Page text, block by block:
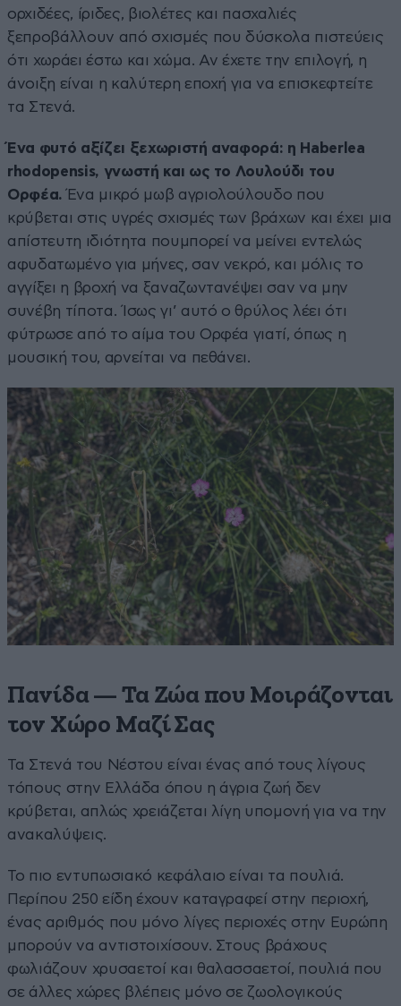
ορχιδέες, ίριδες, βιολέτες και πασχαλιές
ξεπροβάλλουν από σχισμές που δύσκολα πιστεύεις
ότι χωράει έστω και χώμα. Αν έχετε την επιλογή, η
άνοιξη είναι η καλύτερη εποχή για να επισκεφτείτε
τα Στενά.
Ένα φυτό αξίζει ξεχωριστή αναφορά: η Haberlea
rhodopensis, γνωστή και ως το Λουλούδι του
Ορφέα.Ένα μικρό μωβ αγριολούλουδο που
κρύβεται στις υγρές σχισμές των βράχων και έχει μια
απίστευτη ιδιότητα πουμπορεί να μείνει εντελώς
αφυδατωμένο για μήνες, σαν νεκρό, και μόλις το
αγγίξει η βροχή να ξαναζωντανέψει σαν να μην
συνέβη τίποτα. Ίσως γι’ αυτό ο θρύλος λέει ότι
φύτρωσε από το αίμα του Ορφέα γιατί, όπως η
μουσική του, αρνείται να πεθάνει.
Πανίδα — Τα Ζώα που Μοιράζονται
τον Χώρο Μαζί Σας
Τα Στενά του Νέστου είναι ένας από τους λίγους
τόπους στην Ελλάδα όπου η άγρια ζωή δεν
κρύβεται, απλώς χρειάζεται λίγη υπομονή για να την
ανακαλύψεις.
Το πιο εντυπωσιακό κεφάλαιο είναι τα πουλιά.
Περίπου 250 είδη έχουν καταγραφεί στην περιοχή,
ένας αριθμός που μόνο λίγες περιοχές στην Ευρώπη
μπορούν να αντιστοιχίσουν. Στους βράχους
φωλιάζουν χρυσαετοί και θαλασσαετοί, πουλιά που
σε άλλες χώρες βλέπεις μόνο σε ζωολογικούς